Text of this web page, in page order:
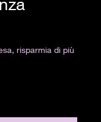
risparmia di più